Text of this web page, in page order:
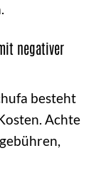
negativer
besteht
Achte